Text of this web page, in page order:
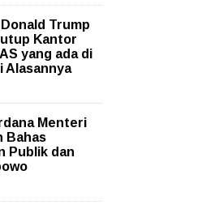
Trump
Kantor
yang ada di
Alasannya
Menteri
Bahas
Publik dan